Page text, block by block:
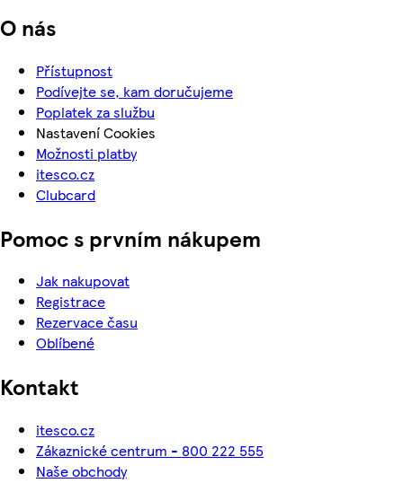
O nás
Přístupnost
Podívejte se, kam doručujeme
Poplatek za službu
Nastavení Cookies
Možnosti platby
itesco.cz
Clubcard
Pomoc s prvním nákupem
Jak nakupovat
Registrace
Rezervace času
Oblíbené
Kontakt
itesco.cz
Zákaznické centrum - 800 222 555
Naše obchody